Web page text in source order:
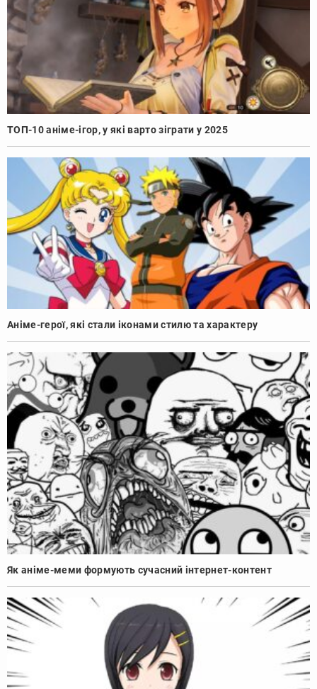
ТОП-10 аніме-ігор, у які варто зіграти у 2025
Аніме-герої, які стали іконами стилю та характеру
Як аніме-меми формують сучасний інтернет-контент